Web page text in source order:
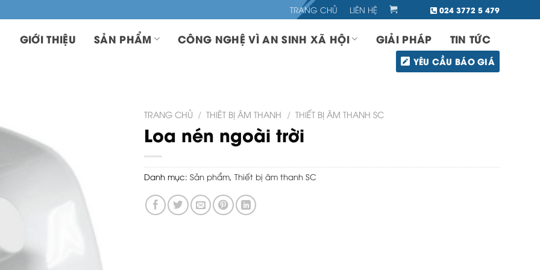
TRANG CHỦ LIÊN HỆ 024 3772 5 479
GIỚI THIỆU SẢN PHẨM CÔNG NGHỆ VÌ AN SINH XÃ HỘI GIẢI PHÁP TIN TỨC
YÊU CẦU BÁO GIÁ
TRANG CHỦ / THIÊT BỊ ÂM THANH / THIẾT BỊ ÂM THANH SC
Loa nén ngoài trời
Danh mục: Sản phẩm, Thiết bị âm thanh SC